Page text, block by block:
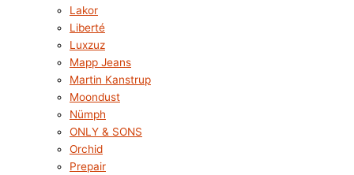
Lakor
Liberté
Luxzuz
Mapp Jeans
Martin Kanstrup
Moondust
Nümph
ONLY & SONS
Orchid
Prepair